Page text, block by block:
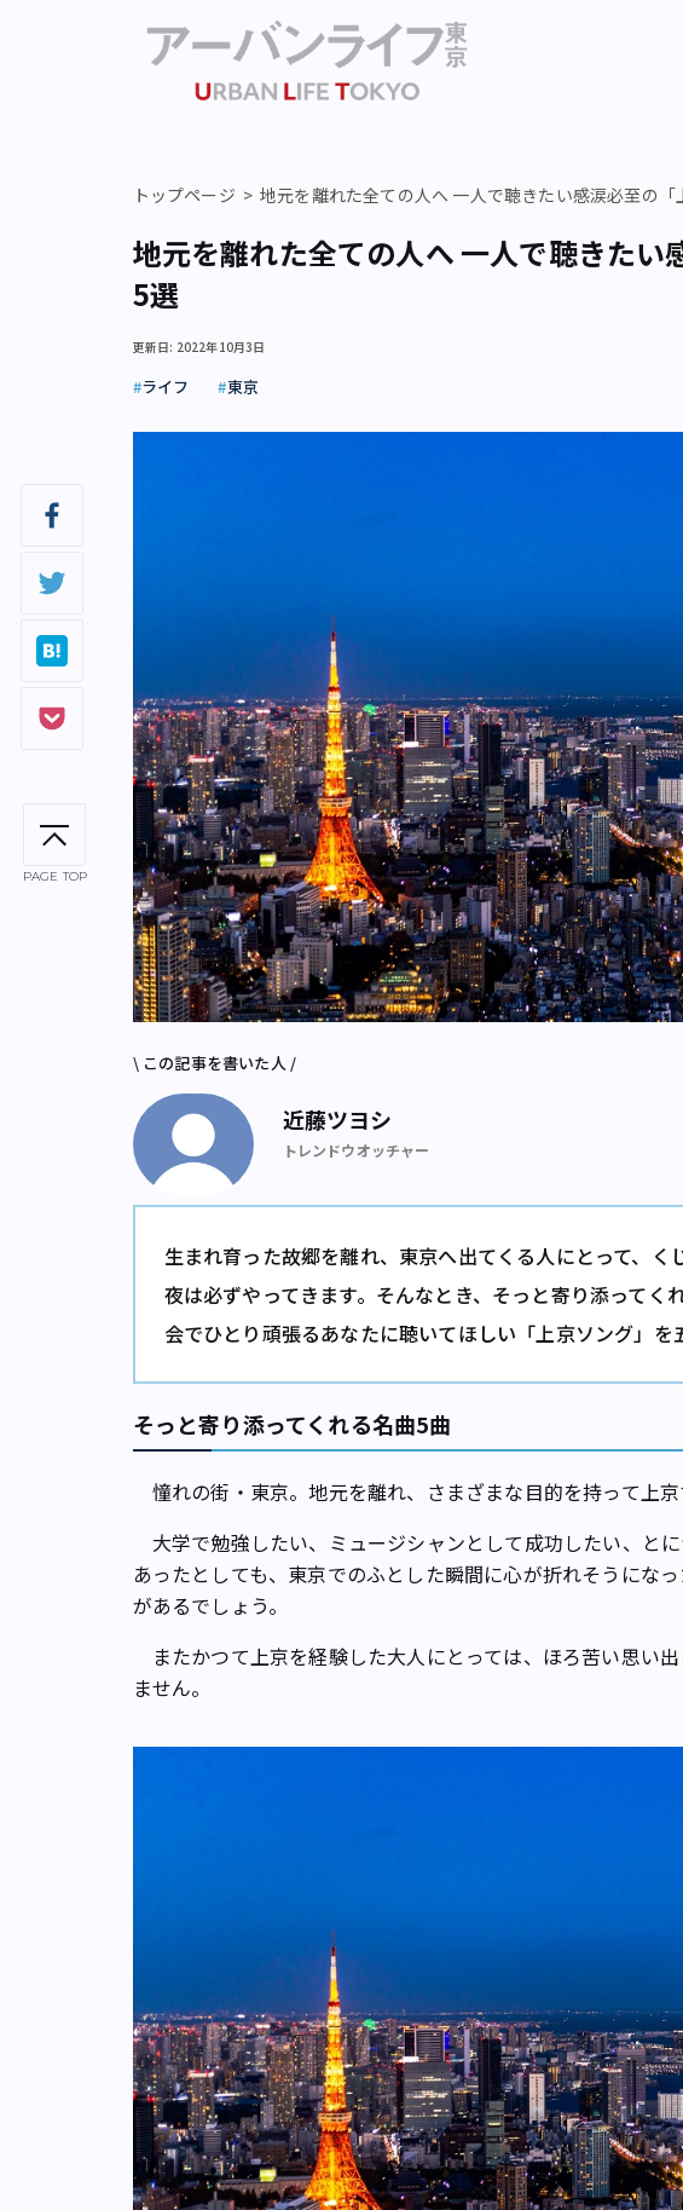
PAGE TOP
トップページ 地元を離れた全ての人へ 一人で聴きたい感涙必至の「
地元を離れた全ての人へ 一人で聴きたい
5選
更新日: 2022年10月3日
ライフ 東京
\ この記事を書いた人 /
近藤ツヨシ
トレンドウオッチャー
生まれ育った故郷を離れ、東京へ出てくる人にとって、
夜は必ずやってきます。そんなとき、そっと寄り添ってく
会でひとり頑張るあなたに聴いてほしい「上京ソング」を
そっと寄り添ってくれる名曲5曲
憧れの街・東京。地元を離れ、さまざまな目的を持って上京
大学で勉強したい、ミュージシャンとして成功したい、とに
あったとしても、東京でのふとした瞬間に心が折れそうにな
があるでしょう。
またかつて上京を経験した大人にとっては、ほろ苦い思い
ません。